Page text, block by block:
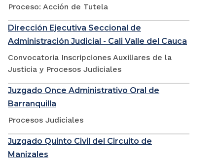
Proceso: Acción de Tutela
Dirección Ejecutiva Seccional de
Administración Judicial - Cali Valle del Cauca
Convocatoria Inscripciones Auxiliares de la
Justicia y Procesos Judiciales
Juzgado Once Administrativo Oral de
Barranquilla
Procesos Judiciales
Juzgado Quinto Civil del Circuito de
Manizales